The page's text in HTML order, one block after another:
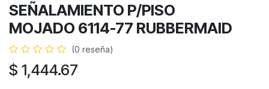
SEÑALAMIENTO P/PISO
MOJADO 6114-77 RUBBERMAID
(0 reseña)
$ 1,444.67